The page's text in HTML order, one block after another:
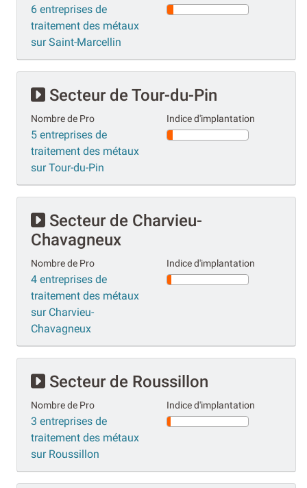
6 entreprises de
traitement des métaux
sur Saint-Marcellin
Secteur de Tour-du-Pin
Nombre de Pro
5 entreprises de
traitement des métaux
sur Tour-du-Pin
Indice d'implantation
Secteur de Charvieu-
Chavagneux
Nombre de Pro
4 entreprises de
traitement des métaux
sur Charvieu-
Chavagneux
Indice d'implantation
Secteur de Roussillon
Nombre de Pro
3 entreprises de
traitement des métaux
sur Roussillon
Indice d'implantation